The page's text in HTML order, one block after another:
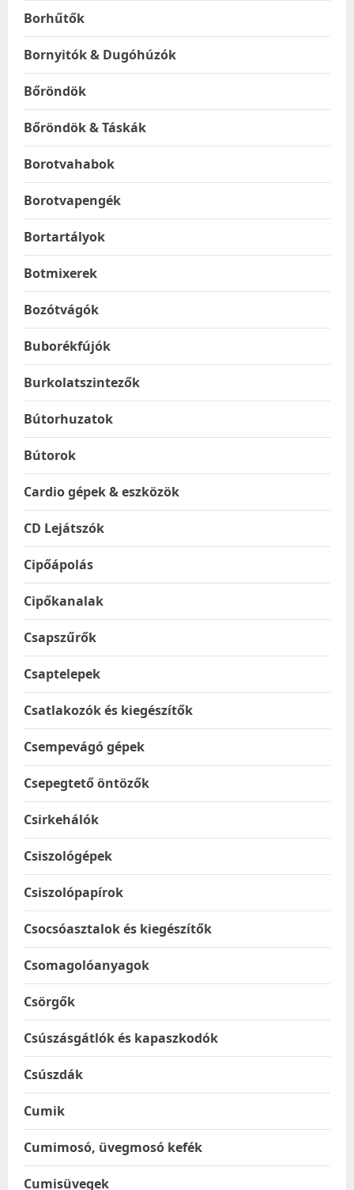
Borhűtők
Bornyitók & Dugóhúzók
Bőröndök
Bőröndök & Táskák
Borotvahabok
Borotvapengék
Bortartályok
Botmixerek
Bozótvágók
Buborékfújók
Burkolatszintezők
Bútorhuzatok
Bútorok
Cardio gépek & eszközök
CD Lejátszók
Cipőápolás
Cipőkanalak
Csapszűrők
Csaptelepek
Csatlakozók és kiegészítők
Csempevágó gépek
Csepegtető öntözők
Csirkehálók
Csiszológépek
Csiszolópapírok
Csocsóasztalok és kiegészítők
Csomagolóanyagok
Csörgők
Csúszásgátlók és kapaszkodók
Csúszdák
Cumik
Cumimosó, üvegmosó kefék
Cumisüvegek